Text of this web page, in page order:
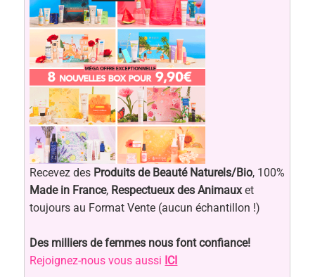
Recevez des Produits de Beauté Naturels/Bio, 100%
Made in France, Respectueux des Animauxet
toujours au Format Vente (aucun échantillon !)
Des milliers de femmes nous font confiance!
Rejoignez-nous vous aussi ICI